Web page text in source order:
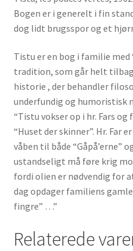
Bogen er i generelt i fin
dog lidt brugsspor og et
Tistu er en bog i familie med
tradition, som går helt
historie , der behandler
underfundig og humoristisk
“Tistu vokser op i hr. Fars
“Huset der skinner”. Hr. Far
våben til både “Gåpå’erne”
ustandseligt må føre krig
fordi olien er nødvendig for
dag opdager familiens
fingre” …”
Relaterede